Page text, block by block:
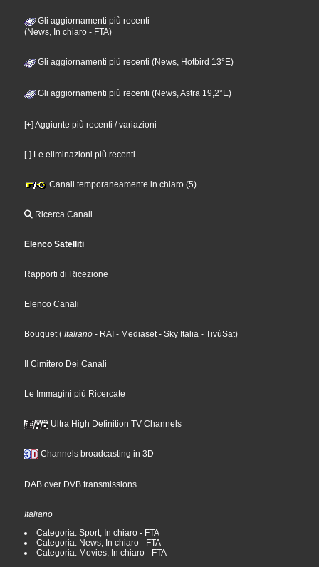
Gli aggiornamenti più recenti
(News, In chiaro - FTA)
Gli aggiornamenti più recenti (News, Hotbird 13°E)
Gli aggiornamenti più recenti (News, Astra 19,2°E)
[+] Aggiunte più recenti / variazioni
[-] Le eliminazioni più recenti
Canali temporaneamente in chiaro (5)
Ricerca Canali
Elenco Satelliti
Rapporti di Ricezione
Elenco Canali
Bouquet( Italiano - RAI - Mediaset- Sky Italia - TivùSat)
Il Cimitero Dei Canali
Le Immagini più Ricercate
Ultra High Definition TV Channels
Channels broadcasting in 3D
DAB over DVB transmissions
Italiano
Categoria: Sport, In chiaro - FTA
Categoria: News, In chiaro - FTA
Categoria: Movies, In chiaro - FTA